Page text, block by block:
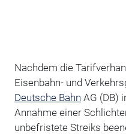
Nachdem die
Eisenbahn- und
Deutsche Bahn AG (DB)
Annahme einer
unbefristete Streiks